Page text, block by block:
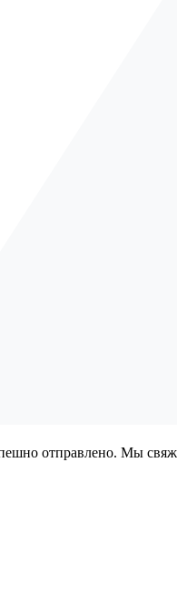
отправлено. Мы